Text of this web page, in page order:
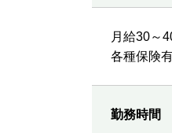
月給30～
各種保険
勤務時間